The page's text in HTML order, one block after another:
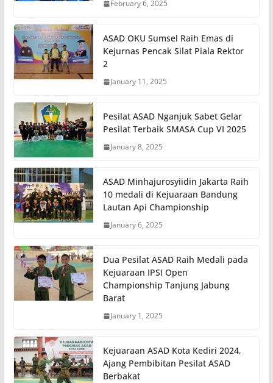
February 6, 2025
ASAD OKU Sumsel Raih Emas di
Kejurnas Pencak Silat Piala Rektor
2
January 11, 2025
Pesilat ASAD Nganjuk Sabet Gelar
Pesilat Terbaik SMASA Cup VI 2025
January 8, 2025
ASAD Minhajurosyiidin Jakarta Raih
10 medali di Kejuaraan Bandung
Lautan Api Championship
January 6, 2025
Dua Pesilat ASAD Raih Medali pada
Kejuaraan IPSI Open
Championship Tanjung Jabung
Barat
January 1, 2025
Kejuaraan ASAD Kota Kediri 2024,
Ajang Pembibitan Pesilat ASAD
Berbakat